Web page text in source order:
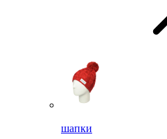
шапки